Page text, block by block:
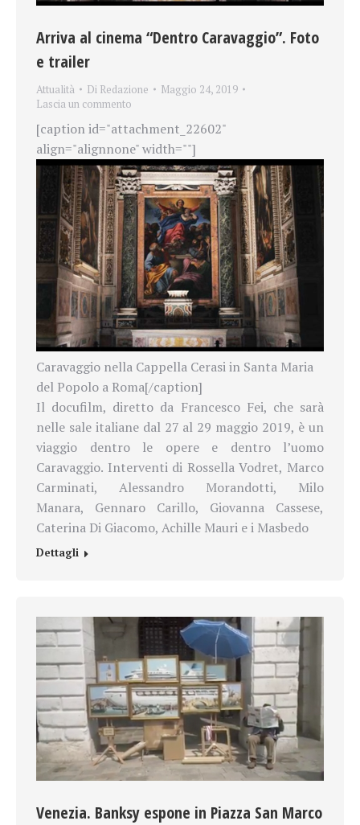
Arriva al cinema “Dentro Caravaggio”. Foto
e trailer
Attualità Di Redazione
Maggio 24, 2019
Lascia un commento
[caption id="attachment_22602"
align="alignnone" width=""]
Caravaggio nella Cappella Cerasi in Santa Maria
del Popolo a Roma[/caption]
Il docufilm, diretto da Francesco Fei, che sarà
nelle sale italiane dal 27 al 29 maggio 2019, è un
viaggio dentro le opere e dentro l’uomo
Caravaggio. Interventi di Rossella Vodret, Marco
Carminati, Alessandro Morandotti, Milo
Manara, Gennaro Carillo, Giovanna Cassese,
Caterina Di Giacomo, Achille Mauri e i Masbedo
Dettagli
Venezia. Banksy espone in Piazza San Marco